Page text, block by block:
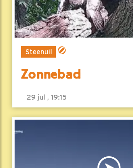
Steenuil
Zonnebad
29 jul , 19:15